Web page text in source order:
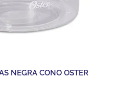
NEGRA CONO OSTER